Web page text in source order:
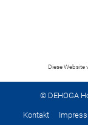
Diese Website
© DEHOGA
Kontakt